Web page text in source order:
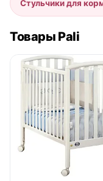
Стульчики для
Товары Pali
● в наличии